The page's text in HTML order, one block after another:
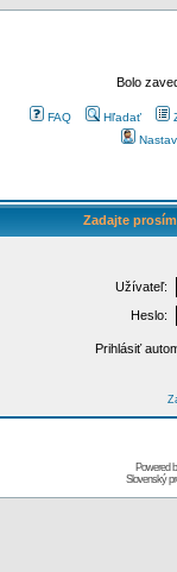
Bolo
FAQ Hľadať
Zadajte
Užívateľ:
Heslo:
Prihlásiť
Powered
Slovenský